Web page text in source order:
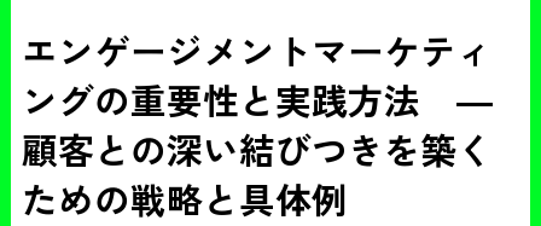
エンゲージメントマーケティ
ングの重要性と実践方法 ―
顧客との深い結びつきを築く
ための戦略と具体例